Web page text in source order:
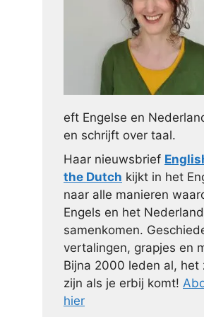
eft Engelse en
en schrijft over taal.
Haar nieuwsbrief
the Dutch kijkt in het
naar alle manieren
Engels en het
samenkomen.
vertalingen, grapjes en
Bijna 2000 leden al, het
zijn als je erbij komt!
hier